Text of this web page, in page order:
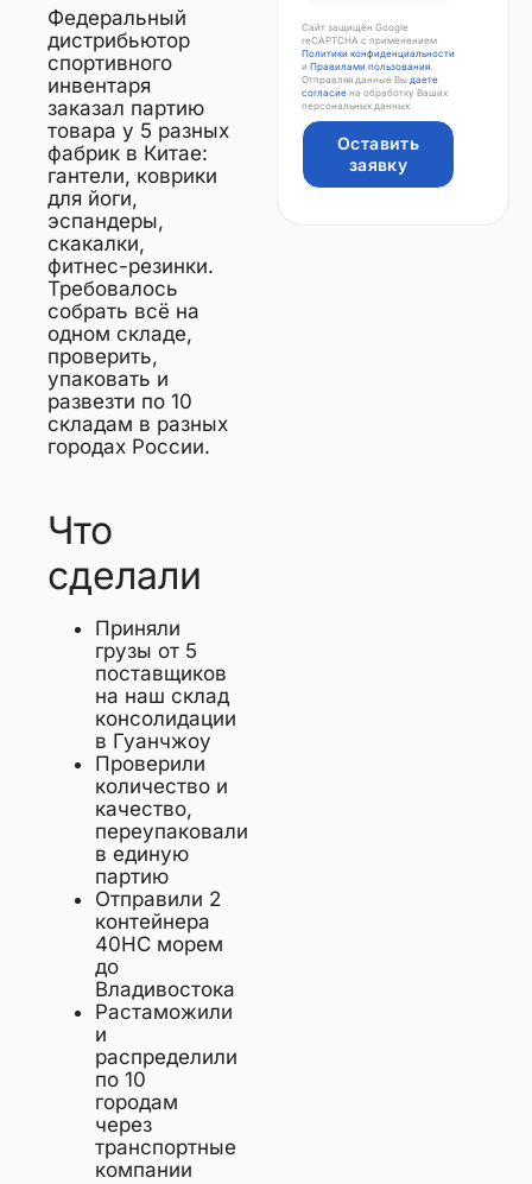
Федеральный
дистрибьютор
спортивного
инвентаря
заказал партию
товара у 5 разных
фабрик в Китае:
гантели, коврики
для йоги,
эспандеры,
скакалки,
фитнес-резинки.
Требовалось
собрать всё на
одном складе,
проверить,
упаковать и
развезти по 10
складам в разных
городах России.
Что
сделали
Приняли
грузы от 5
поставщиков
на наш склад
консолидации
в Гуанчжоу
Проверили
количество и
качество,
переупаковали
в единую
партию
Отправили 2
контейнера
40HC морем
до
Владивостока
Растаможили
и
распределили
по 10
городам
через
транспортные
компании
Сайт защищён Google
reCAPTCHA с применением
Политики конфиденциальности
и Правилами пользования.
Отправляя данные Вы даете
согласие на обработку Ваших
персональных данных
Оставить
заявку